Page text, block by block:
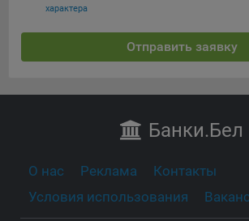
характера
Отправить заявку
Банки.Бел
О нас Реклама
Контакты
Условия использования